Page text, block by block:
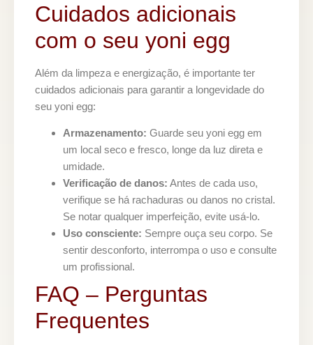
Cuidados adicionais
com o seu yoni egg
Além da limpeza e energização, é importante ter
cuidados adicionais para garantir a longevidade do
seu yoni egg:
Armazenamento: Guarde seu yoni egg em
um local seco e fresco, longe da luz direta e
umidade.
Verificação de danos: Antes de cada uso,
verifique se há rachaduras ou danos no cristal.
Se notar qualquer imperfeição, evite usá-lo.
Uso consciente: Sempre ouça seu corpo. Se
sentir desconforto, interrompa o uso e consulte
um profissional.
FAQ – Perguntas
Frequentes